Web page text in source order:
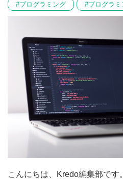
#プログラミング #プログラ
こんにちは、Kredo編集部です。